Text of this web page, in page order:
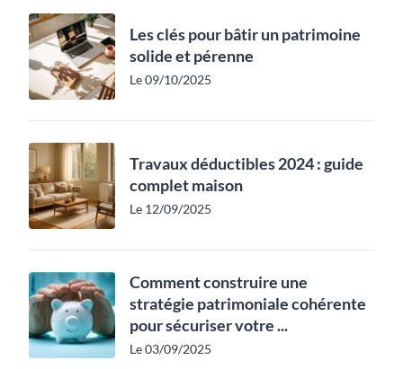
Les clés pour bâtir un patrimoine
solide et pérenne
Le 09/10/2025
Travaux déductibles 2024 : guide
complet maison
Le 12/09/2025
Comment construire une
stratégie patrimoniale cohérente
pour sécuriser votre ...
Le 03/09/2025